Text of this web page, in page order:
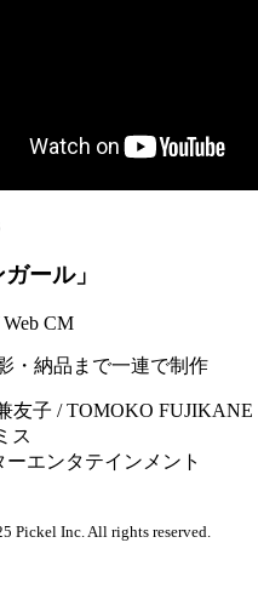
ール」
CM
・納品まで一連で制作
友子 / TOMOKO FUJIKANE
ス
ーエンタテインメント
Pickel Inc. All rights reserved.